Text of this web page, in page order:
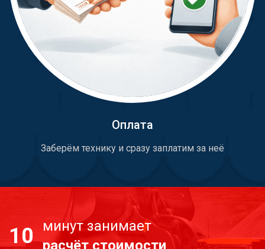
Оплата
Заберём технику и сразу заплатим за неё
10
минут занимает
расчёт стоимости